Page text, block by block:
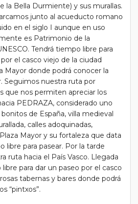
la Bella Durmiente) y sus murallas.
junto al acueducto romano
en el siglo I aunque en uso
es Patrimonio de la
Tendrá tiempo libre para
el casco viejo de la ciudad
Mayor donde podrá conocer la
Seguimos nuestra ruta por
que nos permiten apreciar los
PEDRAZA, considerado uno
de España, villa medieval
calles adoquinadas,
Mayor y su fortaleza que data
libre para pasear. Por la tarde
ruta hacia el País Vasco. Llegada
para dar un paseo por el casco
tabernas y bares donde podrá
“pintxos”.